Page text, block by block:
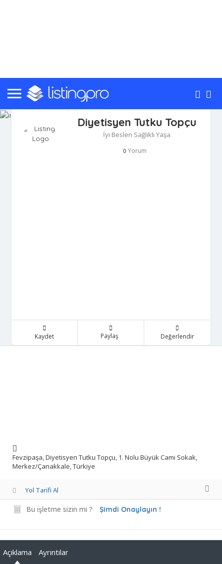
Diyetisyen Tutku Topçu
İyi Beslen Sağlıklı Yaşa
0 Yorum
Kaydet Paylaş Değerlendir
Fevzipaşa, Diyetisyen Tutku Topçu, 1. Nolu Büyük Cami Sokak,
Merkez/Çanakkale, Türkiye
Yol Tarifi Al
Bu işletme sizin mi ? Şimdi Onaylayın !
Açıklama Ayrıntılar